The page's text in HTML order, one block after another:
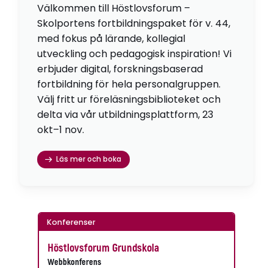
Välkommen till Höstlovsforum –
Skolportens fortbildningspaket för v. 44,
med fokus på lärande, kollegial
utveckling och pedagogisk inspiration! Vi
erbjuder digital, forskningsbaserad
fortbildning för hela personalgruppen.
Välj fritt ur föreläsningsbiblioteket och
delta via vår utbildningsplattform, 23
okt–1 nov.
Läs mer och boka
Konferenser
Höstlovsforum Grundskola
Webbkonferens